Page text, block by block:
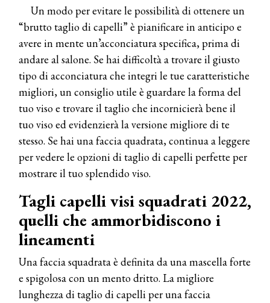
Un modo per evitare le possibilità di ottenere un
“brutto taglio di capelli” è pianificare in anticipo e
avere in mente un’acconciatura specifica, prima di
andare al salone. Se hai difficoltà a trovare il giusto
tipo di acconciatura che integri le tue caratteristiche
migliori, un consiglio utile è guardare la forma del
tuo viso e trovare il taglio che incornicierà bene il
tuo viso ed evidenzierà la versione migliore di te
stesso. Se hai una faccia quadrata, continua a leggere
per vedere le opzioni di taglio di capelli perfette per
mostrare il tuo splendido viso.
Tagli capelli visi squadrati 2022,
quelli che ammorbidiscono i
lineamenti
Una faccia squadrata è definita da una mascella forte
e spigolosa con un mento dritto. La migliore
lunghezza di taglio di capelli per una faccia